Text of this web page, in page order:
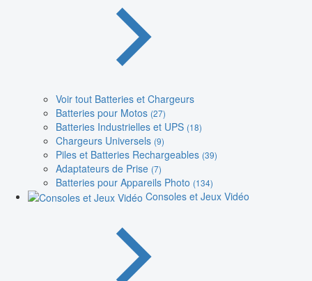
Voir tout Batteries et Chargeurs
Batteries pour Motos (27)
Batteries Industrielles et UPS (18)
Chargeurs Universels (9)
Piles et Batteries Rechargeables (39)
Adaptateurs de Prise (7)
Batteries pour Appareils Photo (134)
Consoles et Jeux Vidéo